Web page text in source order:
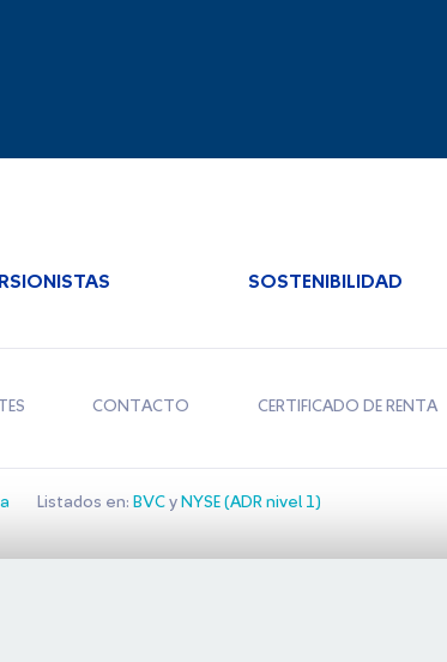
SOSTENIBILIDAD
CONTACTO CERTIFICADO DE RENTA
Listados en: BVCy NYSE (ADR nivel 1)